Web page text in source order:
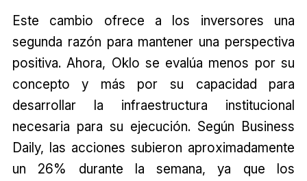
Este cambio ofrece a los inversores una
segunda razón para mantener una perspectiva
positiva. Ahora, Oklo se evalúa menos por su
concepto y más por su capacidad para
desarrollar la infraestructura institucional
necesaria para su ejecución. Según Business
Daily, las acciones subieron aproximadamente
un 26% durante la semana, ya que los